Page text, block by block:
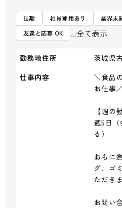
長期 社員登用あり 業界未
友達と応募 OK
...全て表示
勤務地住所
茨城県
仕事内容
＼食品
お仕事／
【週の
週5日
る）
おもに
グ、ゴ
ただき
お問い